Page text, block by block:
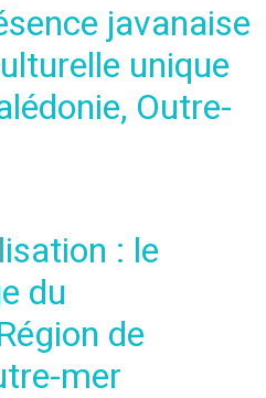
javanaise
unique
Outre-
: le
du
de
mer